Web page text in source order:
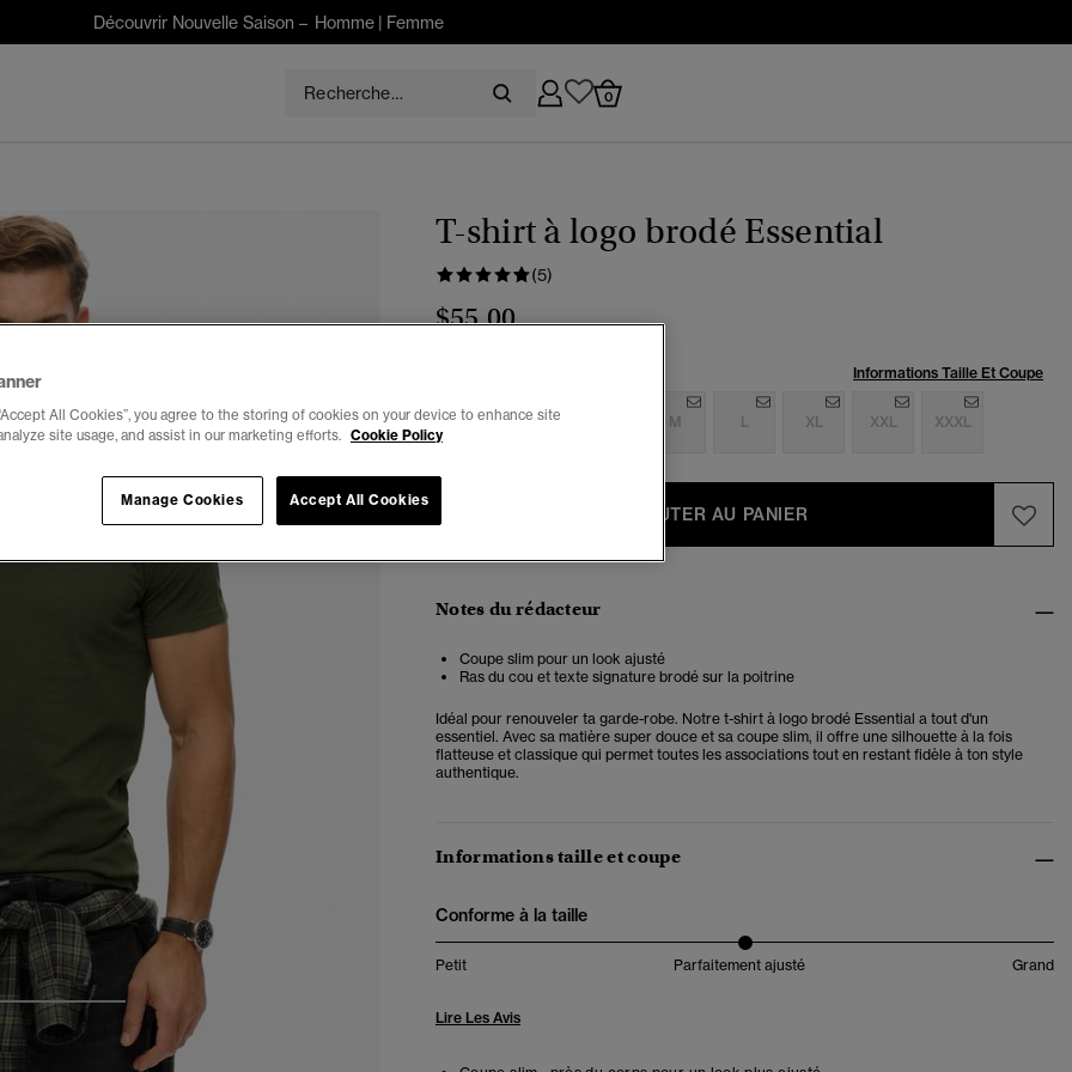
Découvrir Nouvelle Saison – Homme| Femme
0
3 4
T-shirt à logo brodé Essential
(5)
$55.00
Informations Taille Et Coupe
XXS XS M L XL XXL XXXL
AJOUTER AU PANIER
Notes du rédacteur
Coupe slim pour un look ajusté
Ras du cou et texte signature brodé sur la poitrine
Idéal pour renouveler ta garde-robe. Notre t-shirt à logo brodé Essential a tout d'un
essentiel. Avec sa matière super douce et sa coupe slim, il offre une silhouette à la fois
flatteuse et classique qui permet toutes les associations tout en restant fidèle à ton style
authentique.
Informations taille et coupe
Conforme à la taille
Petit Parfaitement ajusté Grand
Lire Les Avis
All Cookies”, you agree to the storing of cookies on your device to enhance site
site usage, and assist in our marketing efforts. Cookie Policy
Accept All Cookies
Manage Cookies